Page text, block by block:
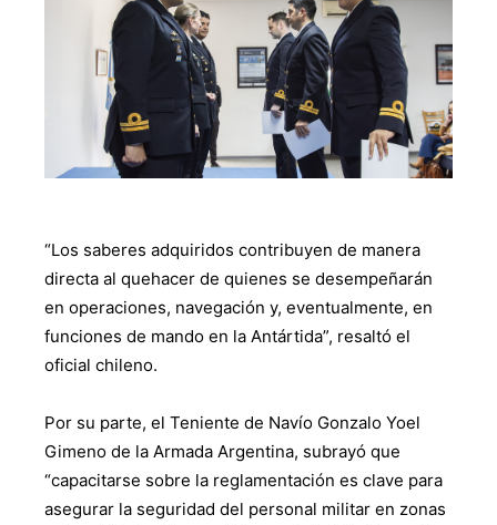
“Los saberes adquiridos contribuyen de manera
directa al quehacer de quienes se desempeñarán
en operaciones, navegación y, eventualmente, en
funciones de mando en la Antártida”, resaltó el
oficial chileno.
Por su parte, el Teniente de Navío Gonzalo Yoel
Gimeno de la Armada Argentina, subrayó que
“capacitarse sobre la reglamentación es clave para
asegurar la seguridad del personal militar en zonas